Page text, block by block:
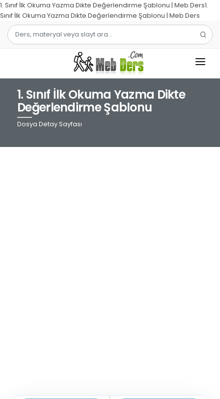
1. Sınıf İlk Okuma Yazma Dikte Değerlendirme Şablonu | Meb Ders1.
Sınıf İlk Okuma Yazma Dikte Değerlendirme Şablonu | Meb Ders
1.SINIF
2.SINIF
1. Sınıf İlk Okuma Yazma Dikte
Değerlendirme Şablonu
Dosya Detay Sayfası